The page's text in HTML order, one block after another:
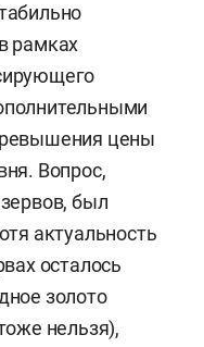
рамках
цены
Вопрос,
был
актуальность
осталось
золото
нельзя),